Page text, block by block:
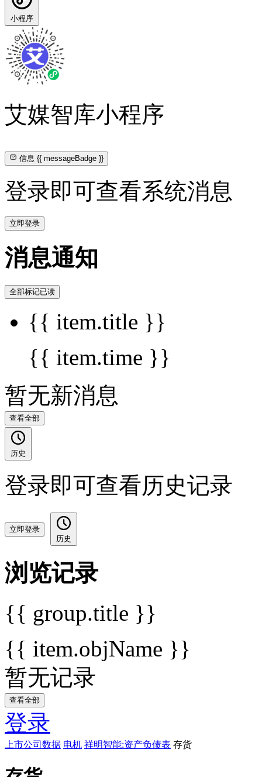
小程序
艾媒智库小程序
信息{{ messageBadge }}
登录即可查看系统消息
立即登录
消息通知
全部标记已读
{{ item.title }}
{{ item.time }}
暂无新消息
查看全部
历史
登录即可查看历史记录
立即登录
历史
浏览记录
{{ group.title }}
{{ item.objName }}
暂无记录
查看全部
登录
上市公司数据 电机 祥明智能:资产负债表 存货